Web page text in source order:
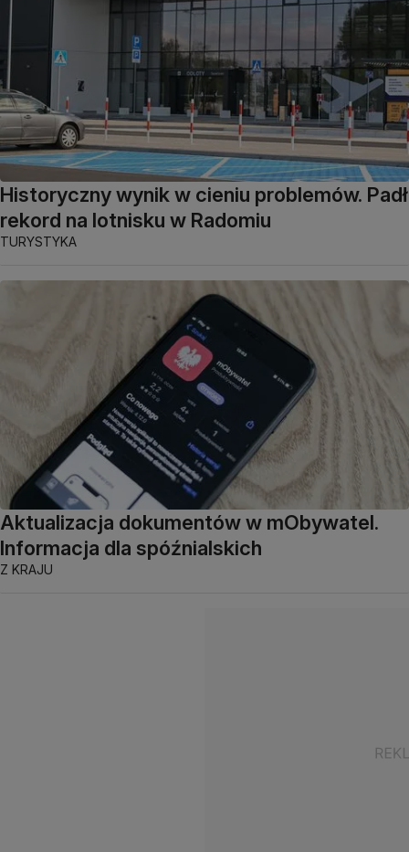
Historyczny wynik w cieniu problemów. Padł
rekord na lotnisku w Radomiu
TURYSTYKA
Aktualizacja dokumentów w mObywatel.
Informacja dla spóźnialskich
Z KRAJU